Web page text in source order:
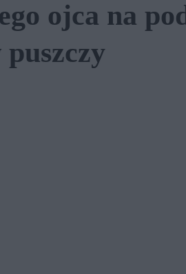
ojca na